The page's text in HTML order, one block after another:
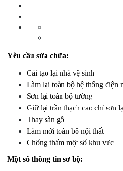
Yêu cầu sửa chữa:
Cải tạo lại nhà vệ sinh
Làm lại toàn bộ hệ thống điện
Sơn lại toàn bộ tường
Giữ lại trần thạch cao chỉ sơn
Thay sàn gỗ
Làm mới toàn bộ nội thất
Chống thấm một số khu vực
Một số thông tin sơ bộ: